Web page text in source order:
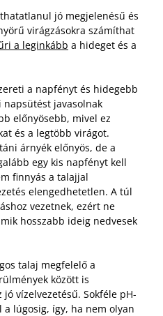
jó megjelenésű és
virágzásokra számíthat
a leginkább a hideget és a
a napfényt és hidegebb
javasolnak
előnyösebb, mivel ez
és a legtöbb virágot.
árnyék előnyös, de a
egy kis napfényt kell
finnyás a talajjal
elengedhetetlen. A túl
vezetnek, ezért ne
hosszabb ideig nedvesek
talaj megfelelő a
között is
vízelvezetésű. Sokféle pH-
lúgosig, így, ha nem olyan